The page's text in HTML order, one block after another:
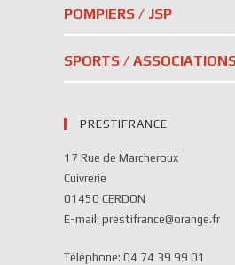
POMPIERS / JSP
SPORTS /
PRESTIFRANCE
17 Rue de Marcheroux
Cuivrerie
01450 CERDON
E-mail: prestifrance@orange.fr
Téléphone: 04 74 39 99 01